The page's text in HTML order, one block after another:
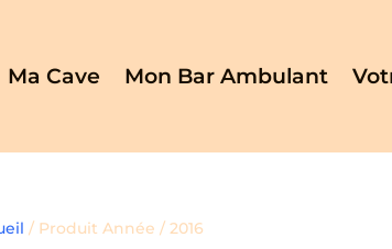
Ma Cave Mon Bar Ambulant
/ Produit Année / 2016